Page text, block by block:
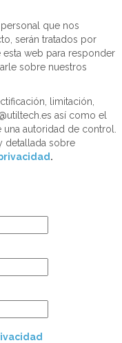
que nos
serán tratados por
esta web para responder
sobre nuestros
limitación,
así como el
autoridad de control.
detallada sobre
.